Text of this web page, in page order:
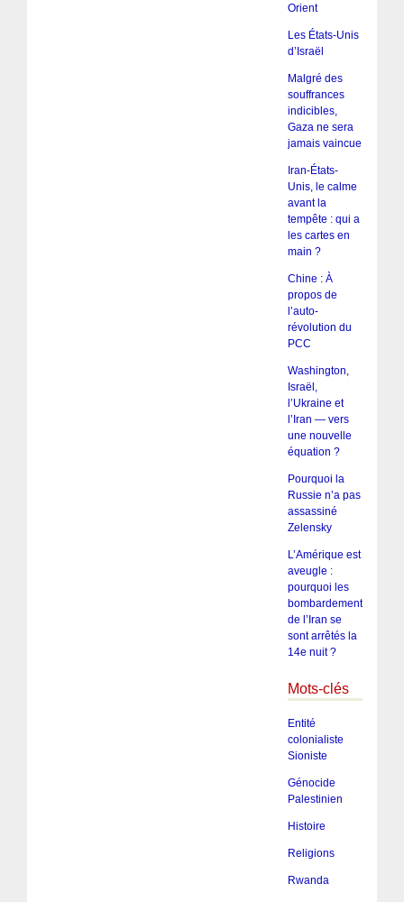
Orient
Les États-Unis
d’Israël
Malgré des
souffrances
indicibles,
Gaza ne sera
jamais vaincue
Iran-États-
Unis, le calme
avant la
tempête : qui a
les cartes en
main ?
Chine : À
propos de
l’auto-
révolution du
PCC
Washington,
Israël,
l’Ukraine et
l’Iran — vers
une nouvelle
équation ?
Pourquoi la
Russie n’a pas
assassiné
Zelensky
L’Amérique est
aveugle :
pourquoi les
bombardements
de l’Iran se
sont arrêtés la
14e nuit ?
Mots-clés
Entité
colonialiste
Sioniste
Génocide
Palestinien
Histoire
Religions
Rwanda